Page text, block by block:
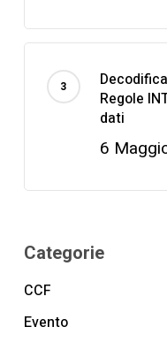
Regole
dati
6
Categorie
CCF
Evento